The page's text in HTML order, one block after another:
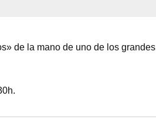
de la mano de uno de los